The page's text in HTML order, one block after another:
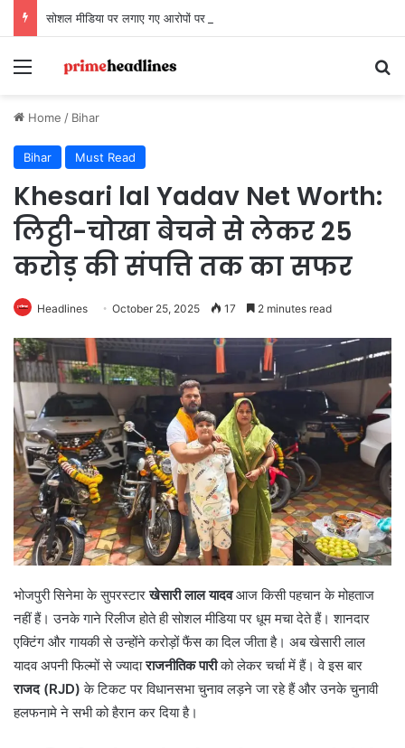
Menu
Home / Bihar
Bihar Must Read
Khesari lal Yadav Net Worth:
लिट्ठी-चोखा बेचने से लेकर 25
करोड़ की संपत्ति तक का सफर
Headlines October 25, 2025 17 2 minutes read
भोजपुरी सिनेमा के सुपरस्टारखेसारी लाल यादवआज किसी पहचान के मोहताज
नहीं हैं। उनके गाने रिलीज होते ही सोशल मीडिया पर धूम मचा देते हैं। शानदार
एक्टिंग और गायकी से उन्होंने करोड़ों फैंस का दिल जीता है। अब खेसारी लाल
यादव अपनी फिल्मों से ज्यादाराजनीतिक पारीको लेकर चर्चा में हैं। वे इस बार
राजद (RJD) के टिकट पर विधानसभा चुनाव लड़ने जा रहे हैं और उनके चुनावी
हलफनामे ने सभी को हैरान कर दिया है।